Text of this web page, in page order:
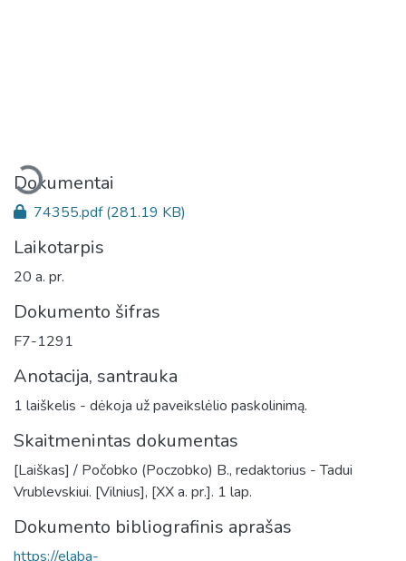
Dokumentai
74355.pdf(281.19 KB)
Laikotarpis
20 a. pr.
Dokumento šifras
F7-1291
Anotacija, santrauka
1 laiškelis - dėkoja už paveikslėlio paskolinimą.
Skaitmenintas dokumentas
[Laiškas] / Počobko (Poczobko) B., redaktorius - Tadui
Vrublevskiui. [Vilnius], [XX a. pr.]. 1 lap.
Dokumento bibliografinis aprašas
https://elaba-